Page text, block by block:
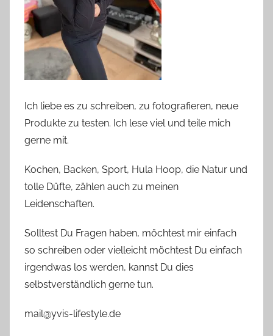
Ich liebe es zu schreiben, zu fotografieren, neue
Produkte zu testen. Ich lese viel und teile mich
gerne mit.
Kochen, Backen, Sport, Hula Hoop, die Natur und
tolle Düfte, zählen auch zu meinen
Leidenschaften.
Solltest Du Fragen haben, möchtest mir einfach
so schreiben oder vielleicht möchtest Du einfach
irgendwas los werden, kannst Du dies
selbstverständlich gerne tun.
mail@yvis-lifestyle.de